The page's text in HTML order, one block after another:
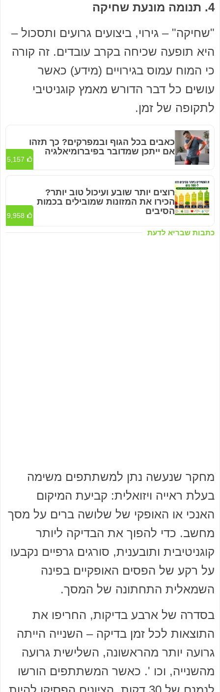
4. תנומה מונעת שחיקה
"שחיקה" – גירוי, ביצועים גרועים ותסכול –
היא תופעה שכיחה בקרב עובדים. זה קורה
כי המוח עמוס בגירויים (מידע) כאשר
עושים כל דבר הדורש מאמץ קוגניטיבי
לתקופה של זמן.
כתבות שבריא לדעת
כאבים בכל הגוף ובמפרקים? כך תזהו
אם ייתכן שמדובר בפיברומיאלגיה
5,157
רוצים יותר שובע ועיכול טוב יותר?
הכירו את המזונות שמובילים בכמות
הסיבים
9,958
מחקר שנעשה נתן למשתתפים משימה
בעלת ראייה ויזואלית: קביעת המיקום
האנכי או האופקי של שלושה ברים על מסך
מחשב. כדי להפוך את הבדיקה ליותר
קוגניטיבית ותובענית, סורגים גרפיים נקבעו
על רקע של הפסים האופקיים בפינה
השמאלית התחתונה של המסך.
בסדרה של ארבע בדיקות, החריפו את
התוצאות לכל זמן בדיקה – השנייה הייתה
גרועה יותר מהראשונה, השלישית גרועה
מהשנייה, וכו '. כאשר המשתתפים הורשו